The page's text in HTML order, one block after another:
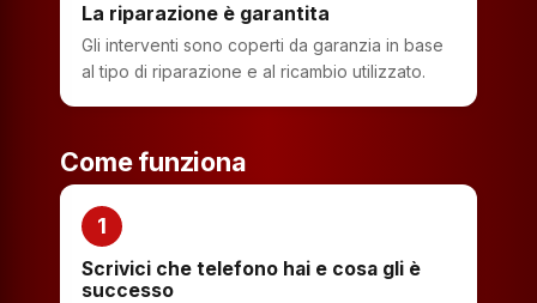
La riparazione è garantita
Gli interventi sono coperti da garanzia in base
al tipo di riparazione e al ricambio utilizzato.
Come funziona
1
Scrivici che telefono hai e cosa gli è
successo